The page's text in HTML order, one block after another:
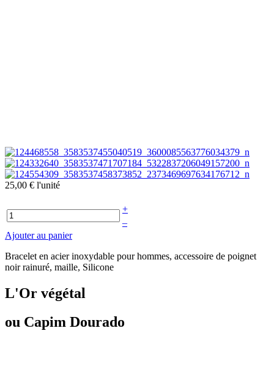
25,00 € l'unité
+
–
Ajouter au panier
Bracelet en acier inoxydable pour hommes, accessoire de poignet
noir rainuré, maille, Silicone
L'Or végétal
ou Capim Dourado